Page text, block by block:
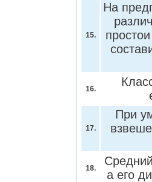
15.
На
16.
17.
При
18.
а его